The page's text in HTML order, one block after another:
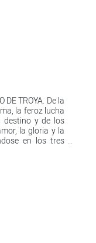
TROYA. De la
la feroz lucha
destino y de los
la gloria y la
en los tres
Gustav
peones. Los
una batalla que
y la derrota:
rapta a
y se la lleva a